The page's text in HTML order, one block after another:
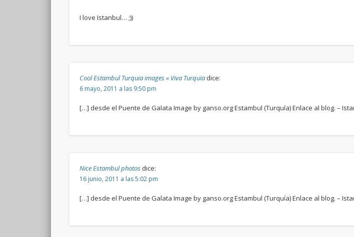
I love Istanbul… ;))
Cool Estambul Turquia images « Viva Turquia dice:
6 mayo, 2011 a las 9:50 pm
[…] desde el Puente de Galata Image by ganso.org Estambul (Turquía) Enlace al blog. –
Nice Estambul photos dice:
16 junio, 2011 a las 5:02 pm
[…] desde el Puente de Galata Image by ganso.org Estambul (Turquía) Enlace al blog. –